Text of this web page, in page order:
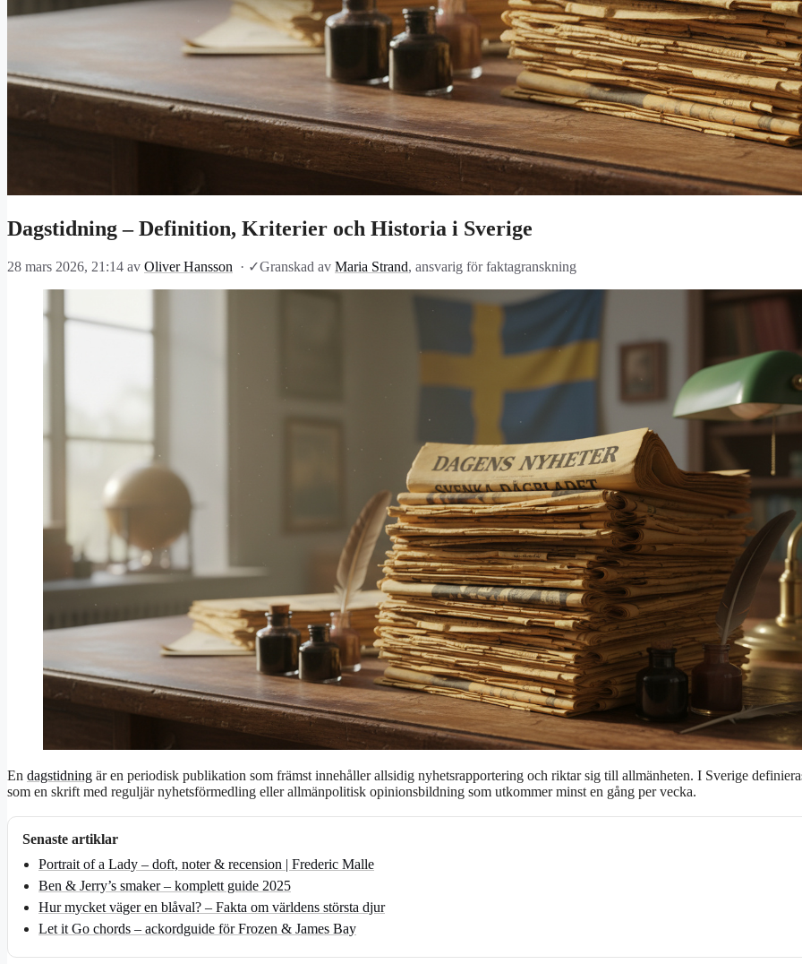
Dagstidning – Definition, Kriterier och Historia i Sverige
28 mars 2026, 21:14 av Oliver Hansson · ✓Granskad av Maria Strand, ansvarig för faktagranskning
En dagstidning är en periodisk publikation som främst innehåller allsidig nyhetsrapportering och riktar sig till allmänheten. I Sverige
som en skrift med reguljär nyhetsförmedling eller allmänpolitisk opinionsbildning som utkommer minst en gång per vecka.
Senaste artiklar
Portrait of a Lady – doft, noter & recension | Frederic Malle
Ben & Jerry’s smaker – komplett guide 2025
Hur mycket väger en blåval? – Fakta om världens största djur
Let it Go chords – ackordguide för Frozen & James Bay